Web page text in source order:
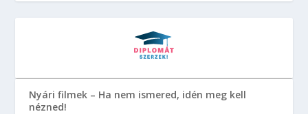
Nyári filmek – Ha nem ismered, idén meg kell
nézned!